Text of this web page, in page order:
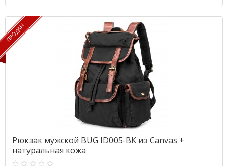
ПРОДАН
ПРОДАН
Рюкзак мужской BUG ID005-BK из Canvas +
натуральная кожа